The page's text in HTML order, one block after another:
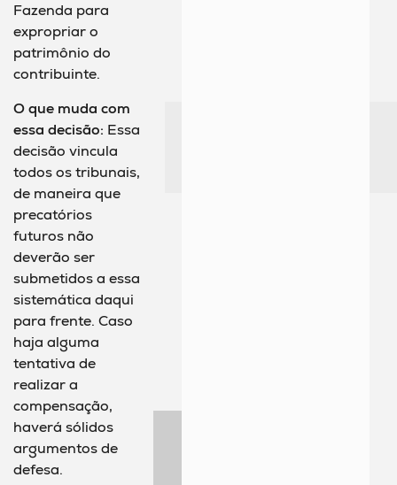
Fazenda para
expropriar o
patrimônio do
contribuinte.
O que muda com
essa decisão: Essa
decisão vincula
todos os tribunais,
de maneira que
precatórios
futuros não
deverão ser
submetidos a essa
sistemática daqui
para frente. Caso
haja alguma
tentativa de
realizar a
compensação,
haverá sólidos
argumentos de
defesa.